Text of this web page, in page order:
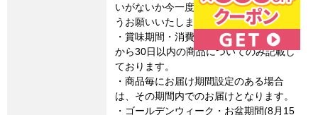
いがないか今一度ご確認いただきますよ
うお願いいたします。
・賞味期間・消費期限は、製造・加工日
から30日以内の商品についてのみ記載し
ております。
・商品毎にお届け期間設定のある場合
は、その期間内でのお届けとなります。
・ゴールデンウィーク・お盆期間(8月15